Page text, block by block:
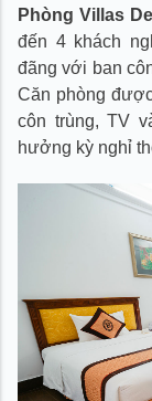
Phòng Villas
đến 4 khách
đãng với ban
Căn phòng
côn trùng, TV
hưởng kỳ nghỉ